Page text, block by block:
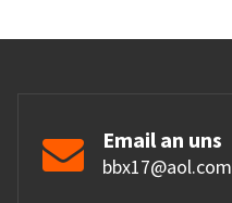
Email an uns
bbx17@aol.com